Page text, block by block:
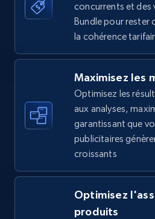
URL, Product name, Product
rating object, Product rating
Author name, Asin, and more.
Walmart - products
URL, Final price, Sku,
Specifications, Image urls,
more.
concurrents et des
Bundle pour rester
la cohérence
Maximisez les
Optimisez les
aux analyses,
garantissant que
publicitaires
croissants
Optimisez
produits